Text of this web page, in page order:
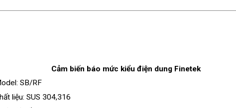
Cảm biến báo mức kiểu điện dung Finetek
SB/RF
liệu: SUS 304,316